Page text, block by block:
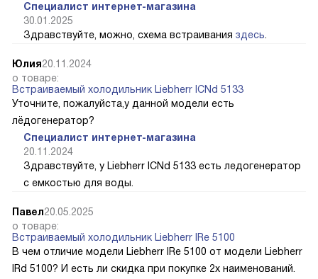
Специалист интернет-магазина
30.01.2025
Здравствуйте, можно, схема встраивания здесь.
Юлия20.11.2024
о товаре:
Встраиваемый холодильник Liebherr ICNd 5133
Уточните, пожалуйста,у данной модели есть
лёдогенератор?
Специалист интернет-магазина
20.11.2024
Здравствуйте, у Liebherr ICNd 5133 есть ледогенератор
с емкостью для воды.
Павел20.05.2025
о товаре:
Встраиваемый холодильник Liebherr IRe 5100
В чем отличие модели Liebherr IRe 5100 от модели Liebherr
IRd 5100? И есть ли скидка при покупке 2х наименований.